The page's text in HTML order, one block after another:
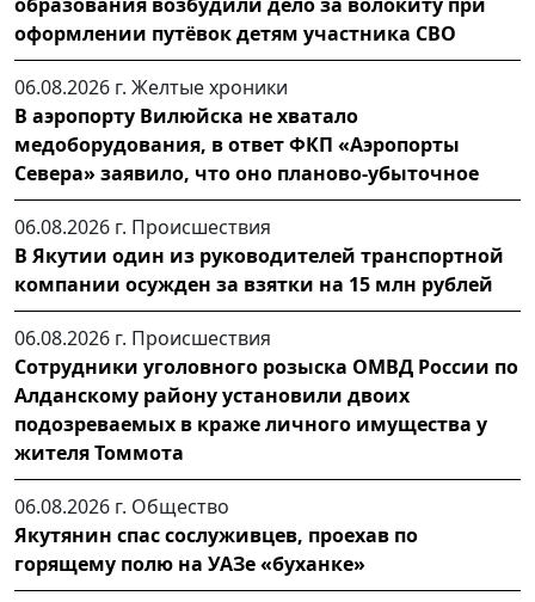
оформлении путёвок детям участника СВО
06.08.2026 г. Желтые хроники
В аэропорту Вилюйска не хватало
медоборудования, в ответ ФКП «Аэропорты
Севера» заявило, что оно планово-убыточное
06.08.2026 г. Происшествия
В Якутии один из руководителей транспортной
компании осужден за взятки на 15 млн рублей
06.08.2026 г. Происшествия
Сотрудники уголовного розыска ОМВД России по
Алданскому району установили двоих
подозреваемых в краже личного имущества у
жителя Томмота
06.08.2026 г. Общество
Якутянин спас сослуживцев, проехав по
горящему полю на УАЗе «буханке»